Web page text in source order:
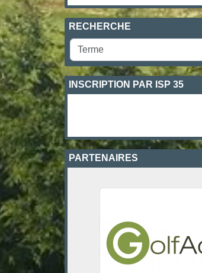
RECHERCHE
INSCRIPTION PAR ISP 35
PARTENAIRES